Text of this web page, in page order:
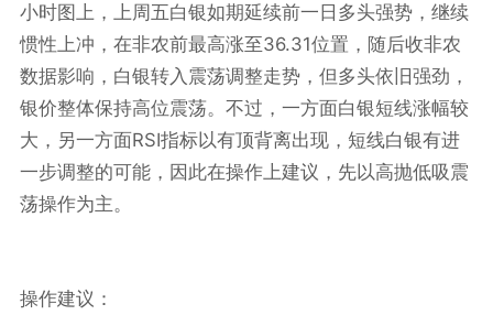
小时图上，上周五白银如期延续前一日多头强势，继续
惯性上冲，在非农前最高涨至36.31位置，随后收非农
数据影响，白银转入震荡调整走势，但多头依旧强劲，
银价整体保持高位震荡。不过，一方面白银短线涨幅较
大，另一方面RSI指标以有顶背离出现，短线白银有进
一步调整的可能，因此在操作上建议，先以高抛低吸震
荡操作为主。
操作建议：